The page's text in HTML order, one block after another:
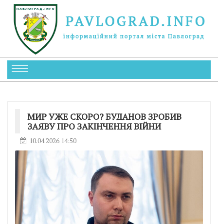
МИР УЖЕ СКОРО? БУДАНОВ ЗРОБИВ
ЗАЯВУ ПРО ЗАКІНЧЕННЯ ВІЙНИ
10.04.2026 14:50